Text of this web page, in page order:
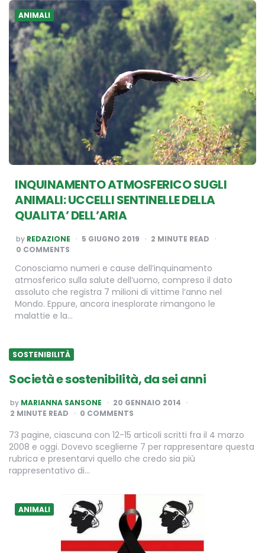
ANIMALI
INQUINAMENTO ATMOSFERICO SUGLI
ANIMALI: UCCELLI SENTINELLE DELLA
QUALITA’ DELL’ARIA
POSTED
BY
by REDAZIONE 5 GIUGNO 2019 2 MINUTE READ
0 COMMENTS
Conosciamo numeri e cause dell’inquinamento
atmosferico sulla salute dell’uomo, compreso il dato
assoluto che registra 7 milioni di vittime l’anno nel
Mondo. Eppure, ancora inesplorate rimangono le
malattie e la…
SOSTENIBILITÀ
Società e sostenibilità, da sei anni
POSTED
BY
by MARIANNA SANSONE
20 GENNAIO 2014
2 MINUTE READ 0 COMMENTS
73 pagine, ciascuna con 12-15 articoli scritti fra il 4 marzo
2008 e oggi. Dovevo sceglierne 7 per rappresentare questa
rubrica e presentarvi quello che credo sia più
rappresentativo di…
ANIMALI